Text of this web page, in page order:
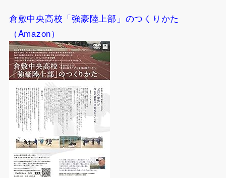
倉敷中央高校「強豪陸上部」のつくりかた
（Amazon）